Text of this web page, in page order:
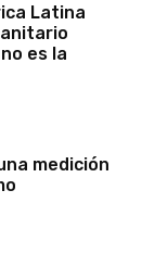
Latina
es la
medición